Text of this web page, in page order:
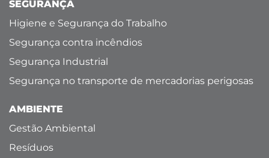
SEGURANÇA
Higiene e Segurança do Trabalho
Segurança contra incêndios
Segurança Industrial
Segurança no transporte de mercadorias perigosas
AMBIENTE
Gestão Ambiental
Resíduos